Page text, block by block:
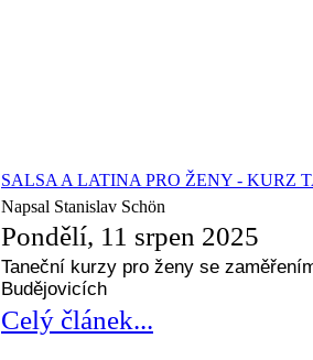
SALSA A LATINA PRO ŽENY - KURZ
Napsal Stanislav Schön
Pondělí, 11 srpen 2025
Taneční kurzy pro ženy se
Budějovicích
Celý článek...